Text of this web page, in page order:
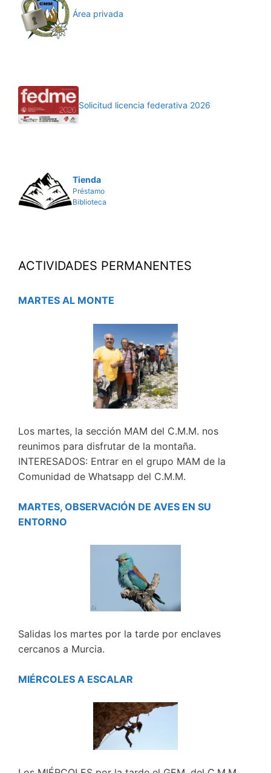
Área privada
Solicitud licencia federativa 2026
Tienda
Préstamo
Biblioteca
ACTIVIDADES PERMANENTES
MARTES AL MONTE
Los martes, la sección MAM del C.M.M. nos
reunimos para disfrutar de la montaña.
INTERESADOS: Entrar en el grupo MAM de la
Comunidad de Whatsapp del C.M.M.
MARTES, OBSERVACIÓN DE AVES EN SU
ENTORNO
Salidas los martes por la tarde por enclaves
cercanos a Murcia.
MIÉRCOLES A ESCALAR